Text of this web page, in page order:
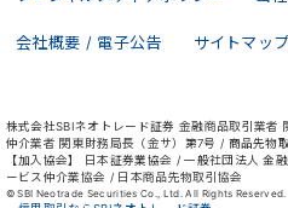
会社概要 / 電子公告 サイトマップ
株式会社SBIネオトレード証券 金融商品取引業者
仲介業者 関東財務局長（金サ）第7号 / 商品先物
【加入協会】 日本証券業協会 / 一般社団法人 金
ービス仲介業協会 / 日本商品先物取引協会
© SBI Neotrade Securities Co., Ltd. All Rights Reserved.